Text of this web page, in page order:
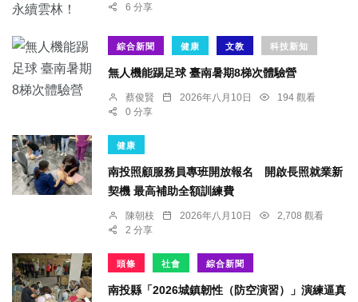
6 分享
綜合新聞 健康 文教 科技新知
無人機能踢足球 臺南暑期8梯次體驗營
蔡俊賢 2026年八月10日
194 觀看
0 分享
健康
南投照顧服務員專班開放報名 開啟長照就業新
契機 最高補助全額訓練費
陳朝枝 2026年八月10日
2,708 觀看
2 分享
頭條 社會 綜合新聞
南投縣「2026城鎮韌性（防空演習）」演練逼真